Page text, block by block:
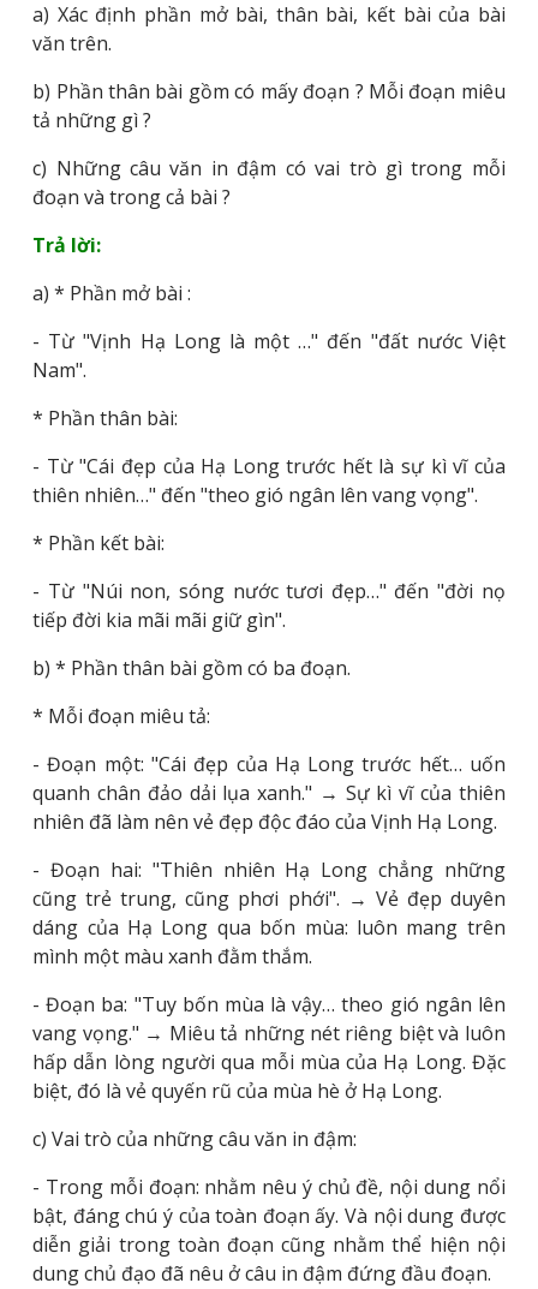
a) Xác định phần mở bài, thân bài, kết bài của bài
văn trên.
b) Phần thân bài gồm có mấy đoạn ? Mỗi đoạn miêu
tả những gì ?
c) Những câu văn in đậm có vai trò gì trong mỗi
đoạn và trong cả bài ?
Trả lời:
a) * Phần mở bài :
- Từ "Vịnh Hạ Long là một …" đến "đất nước Việt
Nam".
* Phần thân bài:
- Từ "Cái đẹp của Hạ Long trước hết là sự kì vĩ của
thiên nhiên…" đến "theo gió ngân lên vang vọng".
* Phần kết bài:
- Từ "Núi non, sóng nước tươi đẹp…" đến "đời nọ
tiếp đời kia mãi mãi giữ gìn".
b) * Phần thân bài gồm có ba đoạn.
* Mỗi đoạn miêu tả:
- Đoạn một: "Cái đẹp của Hạ Long trước hết… uốn
quanh chân đảo dải lụa xanh." → Sự kì vĩ của thiên
nhiên đã làm nên vẻ đẹp độc đáo của Vịnh Hạ Long.
- Đoạn hai: "Thiên nhiên Hạ Long chẳng những
cũng trẻ trung, cũng phơi phới". → Vẻ đẹp duyên
dáng của Hạ Long qua bốn mùa: luôn mang trên
mình một màu xanh đằm thắm.
- Đoạn ba: "Tuy bốn mùa là vậy… theo gió ngân lên
vang vọng." → Miêu tả những nét riêng biệt và luôn
hấp dẫn lòng người qua mỗi mùa của Hạ Long. Đặc
biệt, đó là vẻ quyến rũ của mùa hè ở Hạ Long.
c) Vai trò của những câu văn in đậm:
- Trong mỗi đoạn: nhằm nêu ý chủ đề, nội dung nổi
bật, đáng chú ý của toàn đoạn ấy. Và nội dung được
diễn giải trong toàn đoạn cũng nhằm thể hiện nội
dung chủ đạo đã nêu ở câu in đậm đứng đầu đoạn.